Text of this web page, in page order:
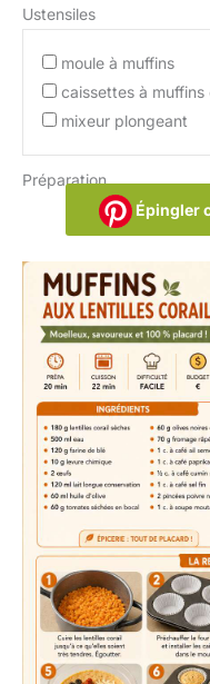
Ustensiles
moule à muffins
caissettes à muffins
mixeur plongeant
Préparation
Épingler